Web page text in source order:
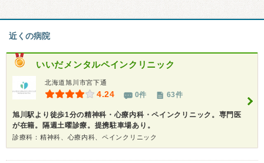
近くの病院
いいだメンタルペインクリニック
北海道旭川市宮下通
4.24 0件 63件
旭川駅より徒歩1分の精神科・心療内科・ペインクリニック。専門医
が在籍。隔週土曜診療。提携駐車場あり。
診療科：精神科、心療内科、ペインクリニック